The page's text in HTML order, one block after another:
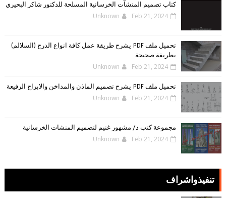
كتاب تصميم المنشآت الخرسانية المسلحة للدكتور شاكر البحيري
Unknown Feb 21, 2024
تحميل ملف PDF يشرح طريقة عمل كافة انواع الدرج (السلالم)
بطريقة صحيحة
Unknown Feb 21, 2024
تحميل ملف PDF يشرح تصميم الماذن والمداخن والابراج الرفيعة
Unknown Feb 21, 2024
مجموعة كتب د/ مشهور غنيم لتصميم المنشات الخرسانية
Unknown Feb 21, 2024
تنفيذواشراف